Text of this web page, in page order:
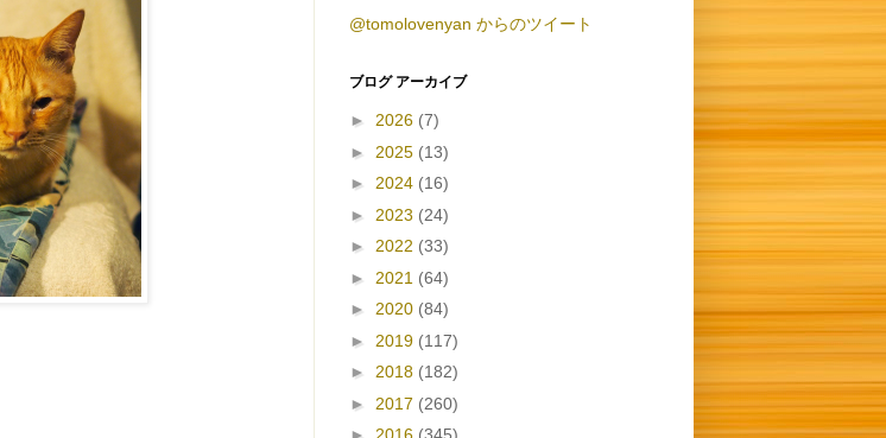
@tomolovenyan からのツイート
ブログ アーカイブ
► 2026 (7)
► 2025 (13)
► 2024 (16)
► 2023 (24)
► 2022 (33)
► 2021 (64)
► 2020 (84)
► 2019 (117)
► 2018 (182)
► 2017 (260)